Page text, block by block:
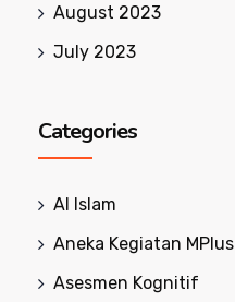
August 2023
July 2023
Categories
Al Islam
Aneka Kegiatan MPlus
Asesmen Kognitif